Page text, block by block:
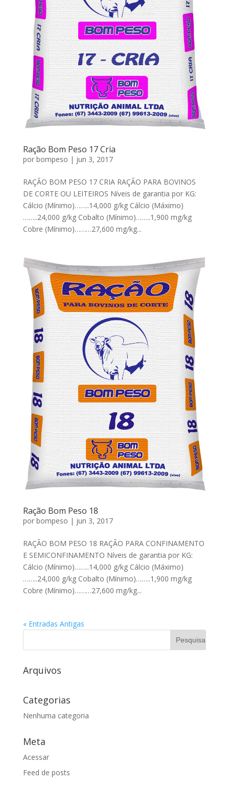
Ração Bom Peso 17 Cria
por bompeso | jun 3, 2017
RAÇÃO BOM PESO 17 CRIA RAÇÃO PARA BOVINOS
DE CORTE OU LEITEIROS Níveis de garantia por KG:
Cálcio (Mínimo)……..14,000 g/kg Cálcio (Máximo)
……..24,000 g/kg Cobalto (Mínimo)……..1,900 mg/kg
Cobre (Mínimo)………27,600 mg/kg...
Ração Bom Peso 18
por bompeso | jun 3, 2017
RAÇÃO BOM PESO 18 RAÇÃO PARA CONFINAMENTO
E SEMICONFINAMENTO Níveis de garantia por KG:
Cálcio (Mínimo)……..14,000 g/kg Cálcio (Máximo)
……..24,000 g/kg Cobalto (Mínimo)……..1,900 mg/kg
Cobre (Mínimo)………27,600 mg/kg...
« Entradas Antigas
Arquivos
Categorias
Nenhuma categoria
Meta
Acessar
Feed de posts